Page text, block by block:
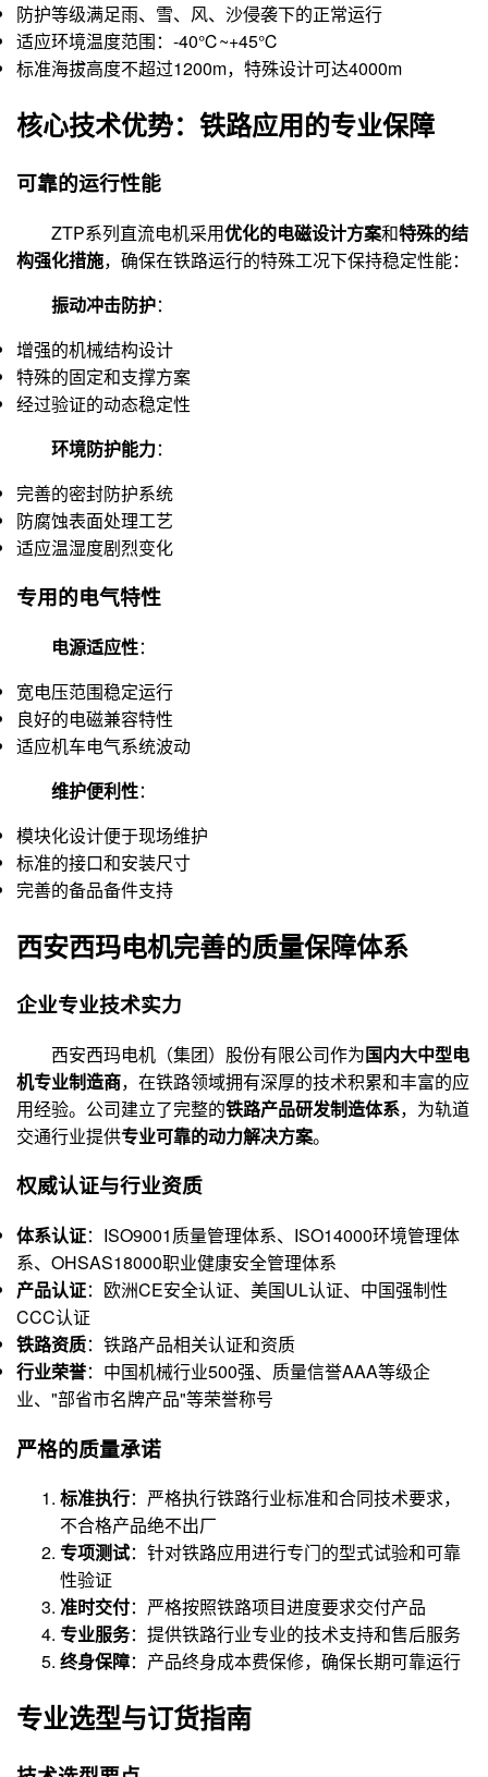
防护等级满足雨、雪、风、沙侵袭下的正常运行
适应环境温度范围：-40℃~+45℃
标准海拔高度不超过1200m，特殊设计可达4000m
核心技术优势：铁路应用的专业保障
可靠的运行性能
ZTP系列直流电机采用优化的电磁设计方案和特殊的结
构强化措施，确保在铁路运行的特殊工况下保持稳定性能：
振动冲击防护：
增强的机械结构设计
特殊的固定和支撑方案
经过验证的动态稳定性
环境防护能力：
完善的密封防护系统
防腐蚀表面处理工艺
适应温湿度剧烈变化
专用的电气特性
电源适应性：
宽电压范围稳定运行
良好的电磁兼容特性
适应机车电气系统波动
维护便利性：
模块化设计便于现场维护
标准的接口和安装尺寸
完善的备品备件支持
西安西玛电机完善的质量保障体系
企业专业技术实力
西安西玛电机（集团）股份有限公司作为国内大中型电
机专业制造商，在铁路领域拥有深厚的技术积累和丰富的应
用经验。公司建立了完整的铁路产品研发制造体系，为轨道
交通行业提供专业可靠的动力解决方案。
权威认证与行业资质
体系认证：ISO9001质量管理体系、ISO14000环境管理体
系、OHSAS18000职业健康安全管理体系
产品认证：欧洲CE安全认证、美国UL认证、中国强制性
CCC认证
铁路资质：铁路产品相关认证和资质
行业荣誉：中国机械行业500强、质量信誉AAA等级企
业、"部省市名牌产品"等荣誉称号
严格的质量承诺
标准执行：严格执行铁路行业标准和合同技术要求，
不合格产品绝不出厂
专项测试：针对铁路应用进行专门的型式试验和可靠
性验证
准时交付：严格按照铁路项目进度要求交付产品
专业服务：提供铁路行业专业的技术支持和售后服务
终身保障：产品终身成本费保修，确保长期可靠运行
专业选型与订货指南